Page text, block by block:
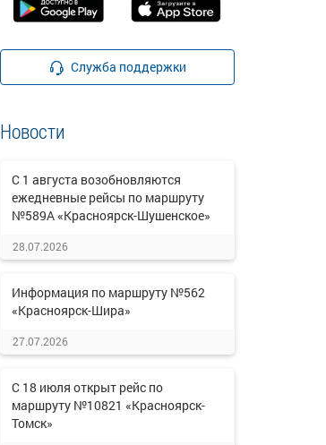
Служба поддержки
Новости
С 1 августа возобновляются
ежедневные рейсы по маршруту
№589А «Красноярск-Шушенское»
28.07.2026
Информация по маршруту №562
«Красноярск-Шира»
27.07.2026
С 18 июля открыт рейс по
маршруту №10821 «Красноярск-
Томск»